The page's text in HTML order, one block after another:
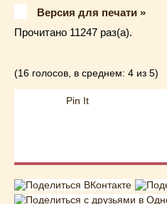
Версия для печати »
Прочитано 11247 раз(a).
(16 голосов, в среднем: 4 из 5)
Pin It